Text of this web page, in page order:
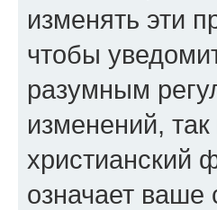
изменять эти
чтобы
разумным
изменений,
христианский
означает ваше